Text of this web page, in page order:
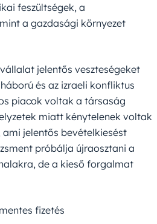
feszültségek, a
a gazdasági környezet
jelentős veszteségeket
és az izraeli konfliktus
piacok voltak a társaság
miatt kénytelenek voltak
jelentős bevételkiesést
próbálja újraosztani a
de a kieső forgalmat